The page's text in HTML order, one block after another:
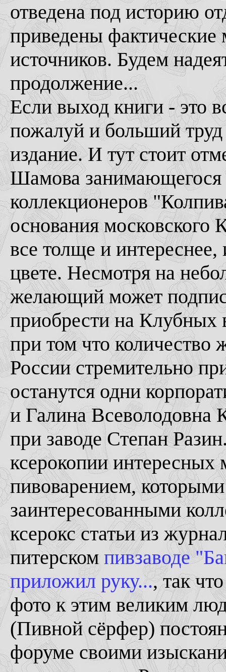
отведена под историю
приведены фактические
источников. Будем
продолжение...
Если выход книги - это
пожалуй и больший труд
издание. И тут стоит
Шамова занимающегося
коллекционеров
основания московского
все толще и интереснее,
цвете. Несмотря на
желающий может
приобрести на Клубных
при том что
России стремительно
останутся одни
и Галина Всеволодовна
при заводе Степан
ксерокопии интересных
пивоварением,
заинтересованными
ксерокс статьи из
питерском пивзаводе
приложил руку..., так
фото к этим великим
(Пивной сёрфер)
форуме своими